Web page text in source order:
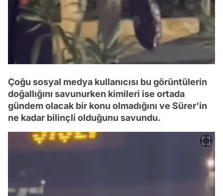
Çoğu sosyal medya kullanıcısı bu görüntülerin
doğallığını savunurken kimileri ise ortada
gündem olacak bir konu olmadığını ve Sürer'in
ne kadar bilinçli olduğunu savundu.